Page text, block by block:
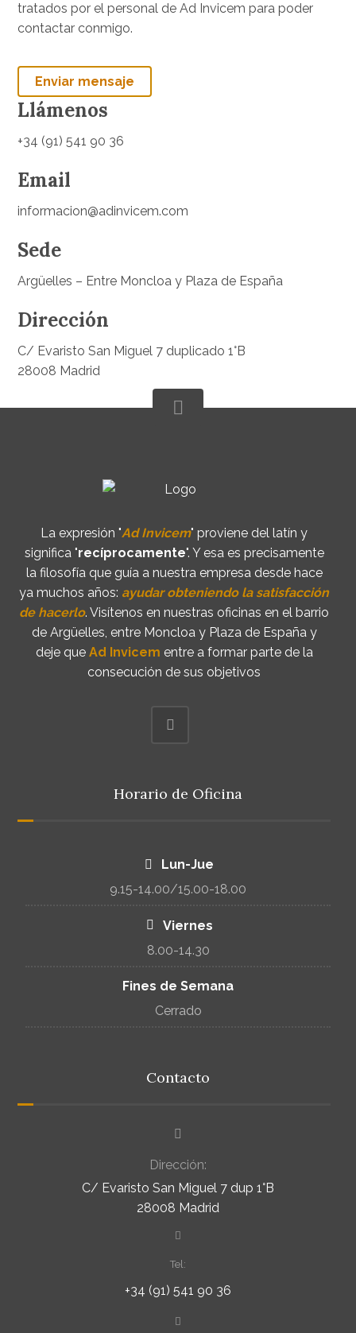
tratados por el personal de Ad Invicem para poder
contactar conmigo.
Llámenos
+34 (91) 541 90 36
Email
informacion@adinvicem.com
Sede
Argüelles – Entre Moncloa y Plaza de España
Dirección
C/ Evaristo San Miguel 7 duplicado 1°B
28008 Madrid
La expresión "Ad Invicem" proviene del latín y
significa "recíprocamente". Y esa es precisamente
la filosofía que guía a nuestra empresa desde hace
ya muchos años: ayudar obteniendo la satisfacción
de hacerlo. Visítenos en nuestras oficinas en el barrio
de Argüelles, entre Moncloa y Plaza de España y
deje que Ad Invicem entre a formar parte de la
consecución de sus objetivos
Horario de Oficina
Lun-Jue
9.15-14.00/15.00-18.00
Viernes
8.00-14.30
Fines de Semana
Cerrado
Contacto
Dirección:
C/ Evaristo San Miguel 7 dup 1°B
28008 Madrid
Tel:
+34 (91) 541 90 36